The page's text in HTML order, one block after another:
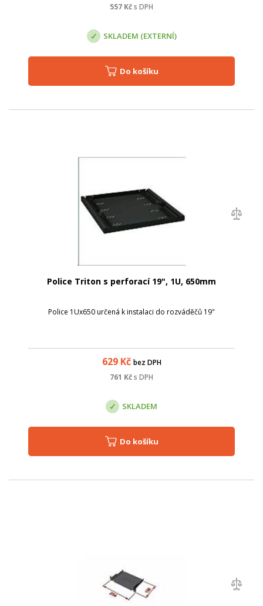
557 Kčs DPH
SKLADEM (EXTERNÍ)
Do košíku
Police Triton s perforací 19", 1U, 650mm
Police 1Ux650 určená k instalaci do rozváděčů 19"
629Kč bez DPH
761 Kčs DPH
SKLADEM
Do košíku